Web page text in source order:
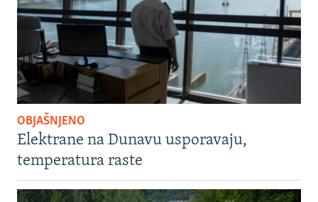
OBJAŠNJENO
Elektrane na Dunavu usporavaju,
temperatura raste